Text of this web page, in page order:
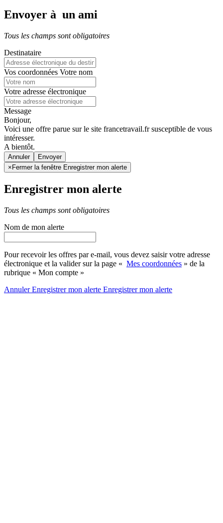
Envoyer à un ami
Tous les champs sont obligatoires
Destinataire
Vos coordonnées Votre nom
Votre adresse électronique
Message
Bonjour,
Voici une offre parue sur le site francetravail.fr susceptible de vous
intéresser.
A bientôt.
Annuler
× Fermer la fenêtre Enregistrer mon alerte
Enregistrer mon alerte
Tous les champs sont obligatoires
Nom de mon alerte
Pour recevoir les offres par e-mail, vous devez saisir votre adresse
électronique et la valider sur la page « Mes coordonnées » de la
rubrique « Mon compte »
AnnulerEnregistrer mon alerte Enregistrermon alerte